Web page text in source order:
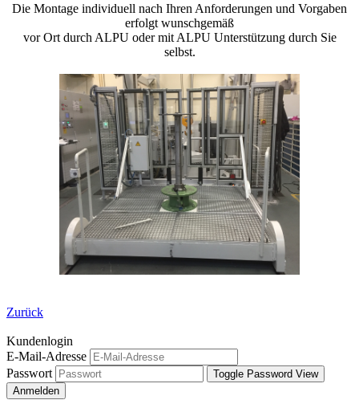
Die Montage individuell nach Ihren Anforderungen und Vorgaben
erfolgt wunschgemäß
vor Ort durch ALPU oder mit ALPU Unterstützung durch Sie
selbst.
Zurück
Kundenlogin
E-Mail-Adresse
Passwort
Toggle Password View
Anmelden